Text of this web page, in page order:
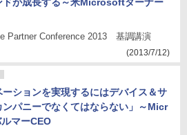
Partner Conference 2013 基調講演
(2013/7/12)
ーションを実現するにはデバイス＆サ
ンパニーでなくてはならない」～Micr
マーCEO